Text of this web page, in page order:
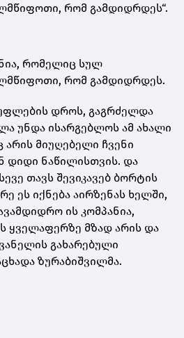
რომ გამდიდრდეს“.
რომელიც სულ
რომ გამდიდრდეს.
დროს, გაგრძელდა
უნდა ისარგებლოს ამ ახალი
მიუღებელი ჩვენი
დიდი ნაწილისთვის. და
თავს შევიკავებ ბორტის
ეს იქნება აირზენას ხელში,
ის კომპანია,
ყველაფერზე მზად არის და
გახარებული
ზურაბიშვილმა.